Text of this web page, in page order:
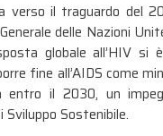
verso il traguardo del
delle Nazioni
globale all’HIV si
fine all’AIDS come
entro il 2030, un
Sostenibile.